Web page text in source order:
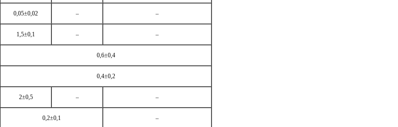
0,05±0,02 – –
1,5±0,1 – –
0,6±0,4
0,4±0,2
2±0,5 – –
0,2±0,1 –